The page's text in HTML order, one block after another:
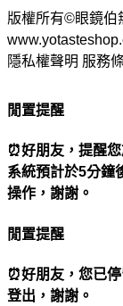
版權所有©眼鏡伯
隱私權聲明 服務
閒置提醒
⏰好朋友，提醒
系統預計於5分鐘
操作，謝謝。
閒置提醒
⏰好朋友，您已
登出，謝謝。